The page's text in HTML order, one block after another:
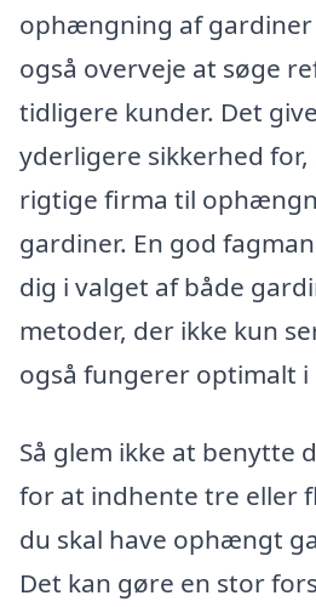
ophængning af gardiner
også overveje at søge
tidligere kunder. Det
yderligere sikkerhed
rigtige firma til
gardiner. En god
dig i valget af både
metoder, der ikke kun
også fungerer optimalt i
Så glem ikke at benytte
for at indhente tre eller
du skal have ophængt
Det kan gøre en stor